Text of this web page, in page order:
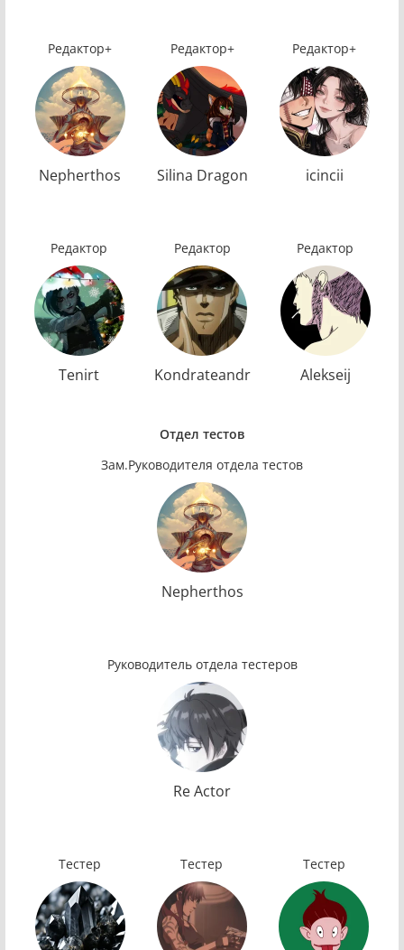
Редактор+
Nepherthos
Редактор+
Silina Dragon
Редактор+
icincii
Редактор
Tenirt
Редактор
Kondrateandr
Редактор
Alekseij
Отдел тестов
Зам.Руководителя отдела тестов
Nepherthos
Руководитель отдела тестеров
Re Actor
Тестер Тестер Тестер